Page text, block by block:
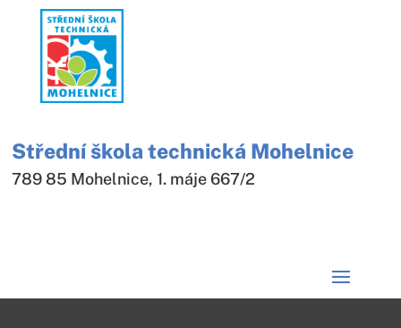
Střední škola technická Mohelnice
789 85 Mohelnice, 1. máje 667/2